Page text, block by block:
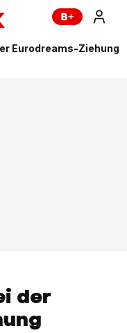
Eurodreams-Ziehung
der